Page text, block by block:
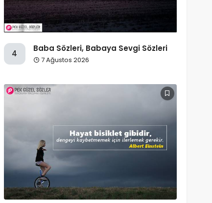
4
Baba Sözleri, Babaya Sevgi Sözleri
7 Ağustos 2026